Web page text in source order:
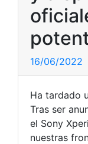
16/06/2022
Ha tardado
Tras ser
el Sony
nuestras